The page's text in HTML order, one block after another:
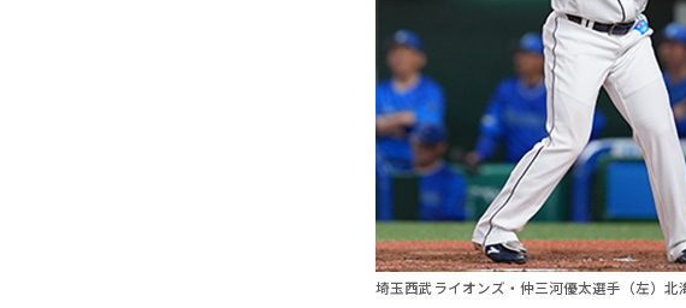
埼玉西武ライオンズ・仲三河優太選手（左）北